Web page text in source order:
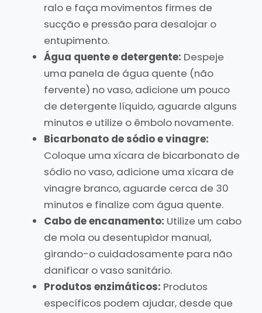
ralo e faça movimentos firmes de
sucção e pressão para desalojar o
entupimento.
Água quente e detergente: Despeje
uma panela de água quente (não
fervente) no vaso, adicione um pouco
de detergente líquido, aguarde alguns
minutos e utilize o êmbolo novamente.
Bicarbonato de sódio e vinagre:
Coloque uma xícara de bicarbonato de
sódio no vaso, adicione uma xícara de
vinagre branco, aguarde cerca de 30
minutos e finalize com água quente.
Cabo de encanamento: Utilize um cabo
de mola ou desentupidor manual,
girando-o cuidadosamente para não
danificar o vaso sanitário.
Produtos enzimáticos: Produtos
específicos podem ajudar, desde que